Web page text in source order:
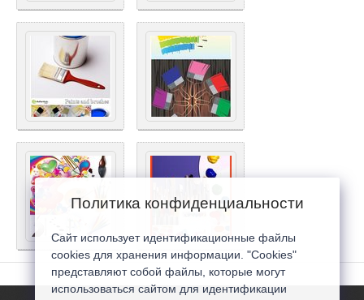
Политика конфиденциальности
Сайт использует идентификационные файлы
cookies для хранения информации. "Cookies"
представляют собой файлы, которые могут
использоваться сайтом для идентификации